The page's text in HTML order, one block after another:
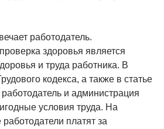
работодатель.
здоровья является
и труда работника. В
кодекса, а также в статье
работодатель и администрация
условия труда. На
платят за